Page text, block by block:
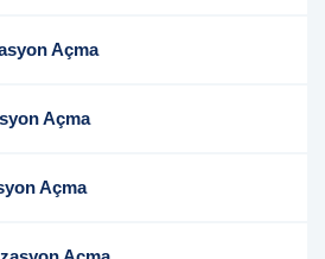
Açma
Açma
Açma